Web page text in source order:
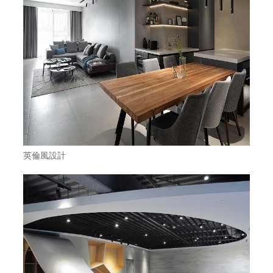
英倫風設計